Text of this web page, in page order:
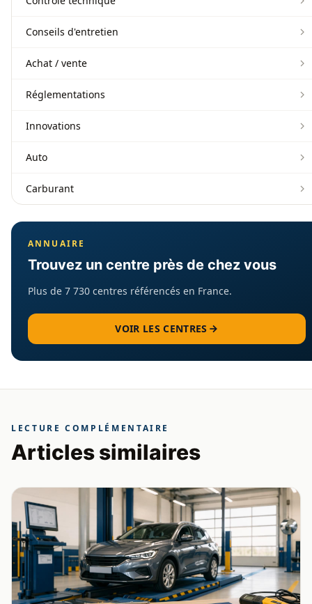
Conseils d'entretien
Achat / vente
Réglementations
Innovations
Auto
Carburant
ANNUAIRE
Trouvez un centre près de chez vous
Plus de 7 730 centres référencés en France.
VOIR LES CENTRES
LECTURE COMPLÉMENTAIRE
Articles similaires